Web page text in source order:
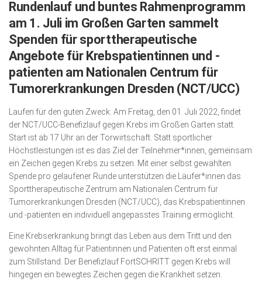
Wirtschaft, Recht, Finanzen
Zahn, Mund, Kiefer
Forum Gesundheit
Allgemein
Sehen
Innovationen
Kampf gegen Krebs
Hören
Lebensart
Rundenlauf und buntes Rahmenprogramm
am 1. Juli im Großen Garten sammelt
Spenden für sporttherapeutische
Angebote für Krebspatientinnen und -
patienten am Nationalen Centrum für
Tumorerkrankungen Dresden (NCT/UCC)
Laufen für den guten Zweck: Am Freitag, den 01. Juli 2022, findet
der NCT/UCC-Benefizlauf gegen Krebs im Großen Garten statt.
Start ist ab 17 Uhr an der Torwirtschaft. Statt sportlicher
Höchstleistungen ist es das Ziel der Teilnehmer*innen, gemeinsam
ein Zeichen gegen Krebs zu setzen. Mit einer selbst gewählten
Spende pro gelaufener Runde unterstützen die Läufer*innen das
Sporttherapeutische Zentrum am Nationalen Centrum für
Tumorerkrankungen Dresden (NCT/UCC), das Krebspatientinnen
und -patienten ein individuell angepasstes Training ermöglicht.
Eine Krebserkrankung bringt das Leben aus dem Tritt und den
gewohnten Alltag für Patientinnen und Patienten oft erst einmal
zum Stillstand. Der Benefizlauf FortSCHRITT gegen Krebs will
hingegen ein bewegtes Zeichen gegen die Krankheit setzen.